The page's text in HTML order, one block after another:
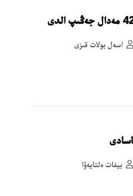
اسەل بولات قىزى
بيفات ەلتايەۆا